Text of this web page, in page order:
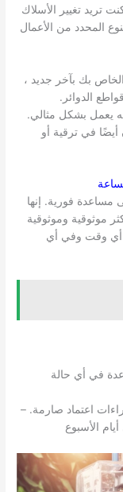
تريد تغيير الأسلاك
المحدد من الأعمال
بك بآخر جديد ،
الدوائر.
يعمل بشكل مثالي.
في ترقية أو
فورية. إنها
موثوقية وموثوقية
أي وقت وفي أي
في أي حالة
اعتماد صارمة. –
الأسبوع